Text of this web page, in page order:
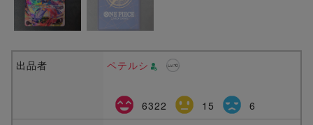
出品者 ペテルシ
6322 15
6